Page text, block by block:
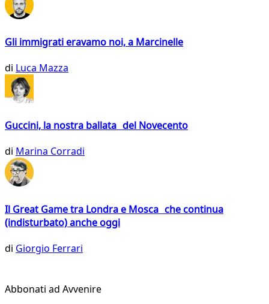
Gli immigrati eravamo noi, a Marcinelle
di Luca Mazza
Guccini, la nostra ballata del Novecento
di Marina Corradi
Il Great Game tra Londra e Mosca che continua
(indisturbato) anche oggi
di Giorgio Ferrari
Abbonati ad Avvenire